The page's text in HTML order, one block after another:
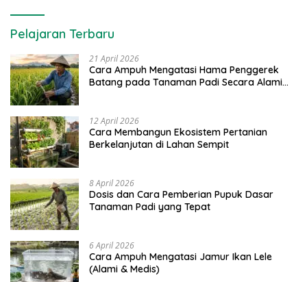
Pelajaran Terbaru
21 April 2026
Cara Ampuh Mengatasi Hama Penggerek
Batang pada Tanaman Padi Secara Alami
12 April 2026
Cara Membangun Ekosistem Pertanian
Berkelanjutan di Lahan Sempit
8 April 2026
Dosis dan Cara Pemberian Pupuk Dasar
Tanaman Padi yang Tepat
6 April 2026
Cara Ampuh Mengatasi Jamur Ikan Lele
(Alami & Medis)